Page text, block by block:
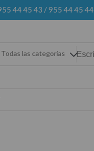
44 45 43 /955 44 45 44
Todas las categorias